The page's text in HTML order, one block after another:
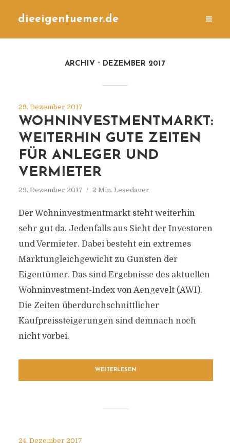
dieeigentuemer.de
ARCHIV DEZEMBER 2017
29. Dezember 2017
WOHNINVESTMENTMARKT:
WEITERHIN GUTE ZEITEN
FÜR ANLEGER UND
VERMIETER
29. Dezember 2017 2 Min. Lesedauer
Der Wohninvestmentmarkt steht weiterhin
sehr gut da. Jedenfalls aus Sicht der Investoren
und Vermieter. Dabei besteht ein extremes
Marktungleich­gewicht zu Gunsten der
Eigentümer. Das sind Ergebnisse des aktuellen
Wohninvestment-Index von Aengevelt (AWI).
Die Zeiten überdurchschnittlicher
Kaufpreissteigerungen sind demnach noch
nicht vorbei.
WEITERLESEN
24. Dezember 2017